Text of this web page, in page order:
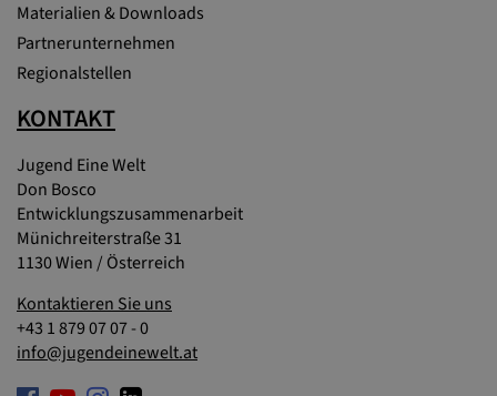
Materialien & Downloads
Partnerunternehmen
Regionalstellen
KONTAKT
Jugend Eine Welt
Don Bosco
Entwicklungszusammenarbeit
Münichreiterstraße 31
1130 Wien / Österreich
Kontaktieren Sie uns
+43 1 879 07 07 - 0
info@jugendeinewelt.at